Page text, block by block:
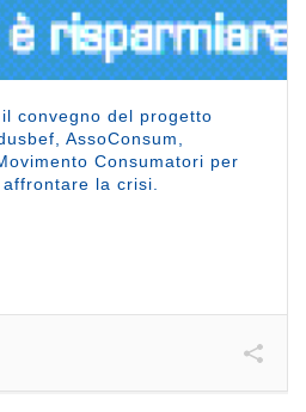
convegno del progetto
AssoConsum,
Consumatori per
la crisi.